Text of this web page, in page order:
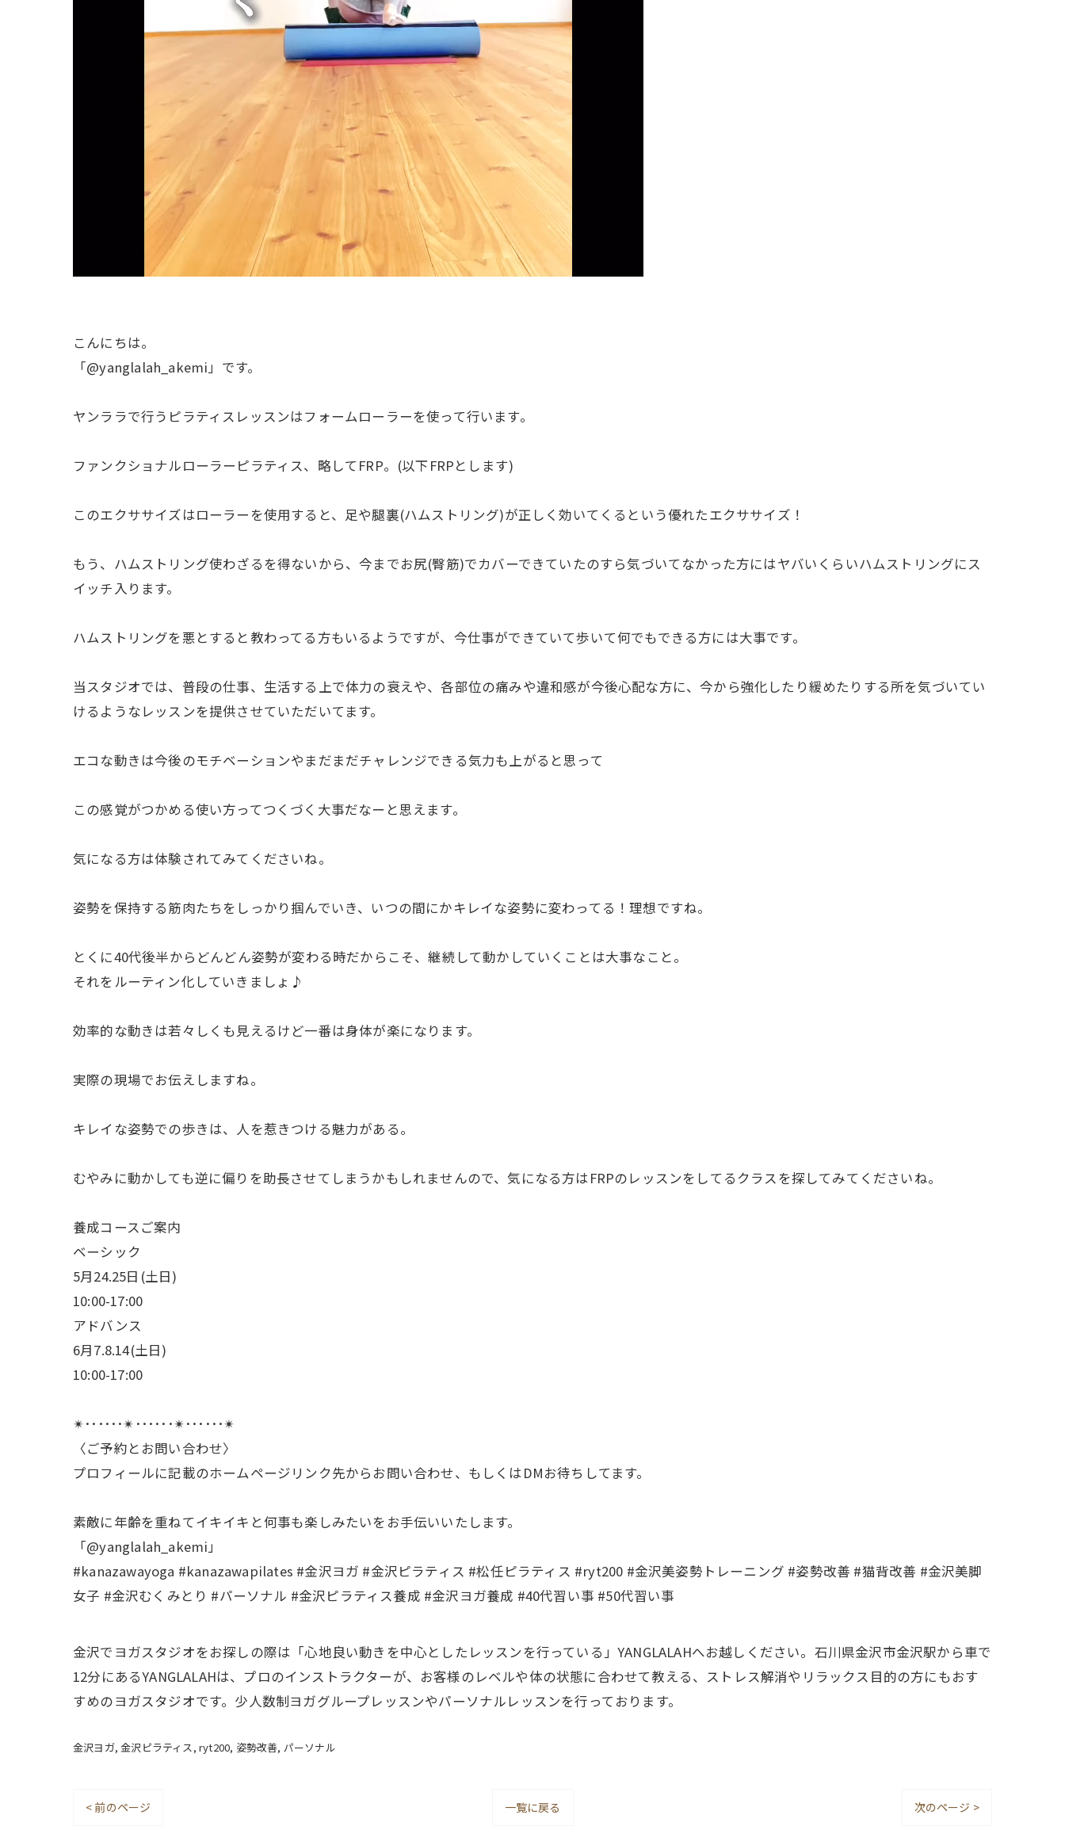
こんにちは。
「@yanglalah_akemi」です。
ヤンララで行うピラティスレッスンはフォームローラーを使って行います。
ファンクショナルローラーピラティス、略してFRP。(以下FRPとします)
このエクササイズはローラーを使用すると、足や腿裏(ハムストリング)が正しく効いてくるという優れたエクササイズ！
もう、ハムストリング使わざるを得ないから、今までお尻(臀筋)でカバーできていたのすら気づいてなかった方にはヤバいくらいハムストリングにス
イッチ入ります。
ハムストリングを悪とすると教わってる方もいるようですが、今仕事ができていて歩いて何でもできる方には大事です。
当スタジオでは、普段の仕事、生活する上で体力の衰えや、各部位の痛みや違和感が今後心配な方に、今から強化したり緩めたりする所を気づいてい
けるようなレッスンを提供させていただいてます。
エコな動きは今後のモチベーションやまだまだチャレンジできる気力も上がると思って
この感覚がつかめる使い方ってつくづく大事だなーと思えます。
気になる方は体験されてみてくださいね。
姿勢を保持する筋肉たちをしっかり掴んでいき、いつの間にかキレイな姿勢に変わってる！理想ですね。
とくに40代後半からどんどん姿勢が変わる時だからこそ、継続して動かしていくことは大事なこと。
それをルーティン化していきましょ♪
効率的な動きは若々しくも見えるけど一番は身体が楽になります。
実際の現場でお伝えしますね。
キレイな姿勢での歩きは、人を惹きつける魅力がある。
むやみに動かしても逆に偏りを助長させてしまうかもしれませんので、気になる方はFRPのレッスンをしてるクラスを探してみてくださいね。
養成コースご案内
ベーシック
5月24.25日(土日)
10:00-17:00
アドバンス
6月7.8.14(土日)
10:00-17:00
✴︎･･････✴︎･･････✴︎･･････✴︎
〈ご予約とお問い合わせ〉
プロフィールに記載のホームページリンク先からお問い合わせ、もしくはDMお待ちしてます。
素敵に年齢を重ねてイキイキと何事も楽しみたいをお手伝いいたします。
「@yanglalah_akemi」
#kanazawayoga #kanazawapilates #金沢ヨガ #金沢ピラティス #松任ピラティス #ryt200 #金沢美姿勢トレーニング #姿勢改善 #猫背改善 #金沢美脚
女子 #金沢むくみとり #パーソナル #金沢ピラティス養成 #金沢ヨガ養成 #40代習い事 #50代習い事
金沢でヨガスタジオをお探しの際は「心地良い動きを中心としたレッスンを行っている」YANGLALAHへお越しください。石川県金沢市金沢駅から車で
12分にあるYANGLALAHは、プロのインストラクターが、お客様のレベルや体の状態に合わせて教える、ストレス解消やリラックス目的の方にもおす
すめのヨガスタジオです。少人数制ヨガグループレッスンやパーソナルレッスンを行っております。
金沢ヨガ 金沢ピラティス ryt200 姿勢改善 パーソナル
< 前のページ 一覧に戻る 次のページ >